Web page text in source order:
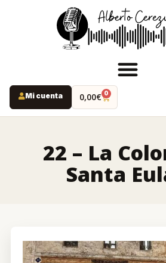
INICIO
YOUTUBE
INSTAGRAM
ALBERTO
Mi cuenta 0,00€ 0
22 – La
Santa